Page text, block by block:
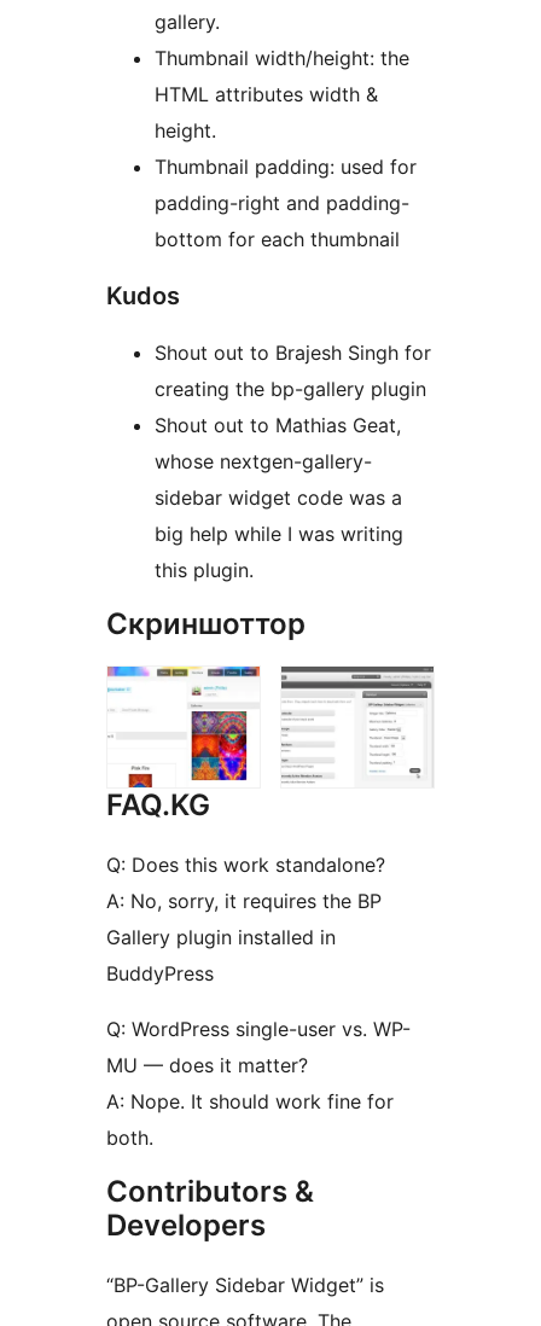
gallery.
Thumbnail width/height: the
HTML attributes width &
height.
Thumbnail padding: used for
padding-right and padding-
bottom for each thumbnail
Kudos
Shout out to Brajesh Singh for
creating the bp-gallery plugin
Shout out to Mathias Geat,
whose nextgen-gallery-
sidebar widget code was a
big help while I was writing
this plugin.
Скриншоттор
FAQ.KG
Q: Does this work standalone?
A: No, sorry, it requires the BP
Gallery plugin installed in
BuddyPress
Q: WordPress single-user vs. WP-
MU — does it matter?
A: Nope. It should work fine for
both.
Contributors &
Developers
“BP-Gallery Sidebar Widget” is